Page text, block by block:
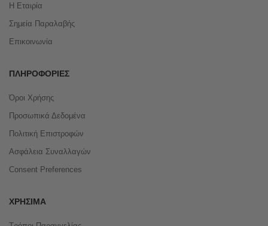
Η Εταιρία
Σημεία Παραλαβής
Επικοινωνία
ΠΛΗΡΟΦΟΡΊΕΣ
Όροι Χρήσης
Προσωπικά Δεδομένα
Πολιτική Επιστροφών
Ασφάλεια Συναλλαγών
Consent Preferences
ΧΡΉΣΙΜΑ